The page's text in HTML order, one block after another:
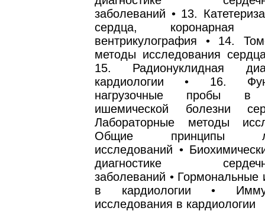
заболеваний • 13.
сердца, коронарная
вентрикулография • 14.
методы исследования
15. Радионуклидная
кардиологии • 16.
нагрузочные пробы в
ишемической болезни
Лабораторные методы
Общие принципы
исследований •
диагностике сердечно-
заболеваний • Гормональные
в кардиологии •
исследования в кардиологии